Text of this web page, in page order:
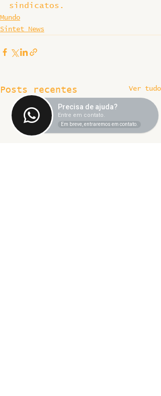
sindicatos.
Mundo
Sintet News
Posts recentes Ver tudo
Precisa de ajuda?
Entre em contato.
Em breve, entraremos em contato.